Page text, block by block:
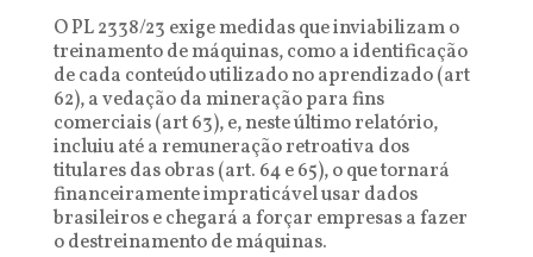
O PL 2338/23 exige medidas que inviabilizam o
treinamento de máquinas, como a identificação
de cada conteúdo utilizado no aprendizado (art
62), a vedação da mineração para fins
comerciais (art 63), e, neste último relatório,
incluiu até a remuneração retroativa dos
titulares das obras (art. 64 e 65), o que tornará
financeiramente impraticável usar dados
brasileiros e chegará a forçar empresas a fazer
o destreinamento de máquinas.